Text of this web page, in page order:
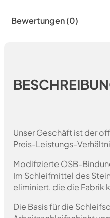
Bewertungen (0)
Unser Geschäft ist der
Preis-Leistungs-
Modifizierte OSB-
Im Schleifmittel des
eliminiert, die die Fabrik
Die Basis für die